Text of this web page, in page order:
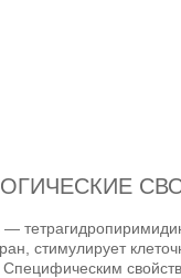
стимулирует